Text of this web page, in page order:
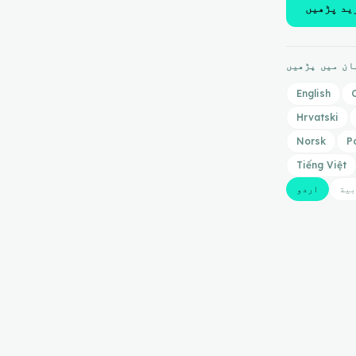
پڑھیں
میں پڑھیں
English
Hrvatski
Norsk
Tiếng Việt
اردو